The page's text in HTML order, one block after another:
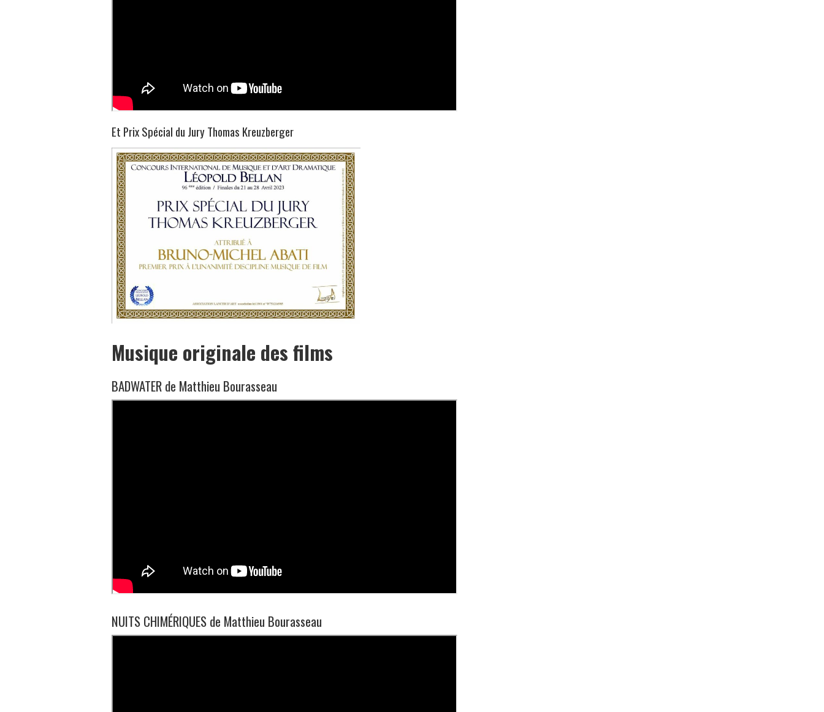
Et Prix Spécial du Jury Thomas Kreuzberger
Musique originale des films
BADWATER de Matthieu Bourasseau
NUITS CHIMÉRIQUES de Matthieu Bourasseau